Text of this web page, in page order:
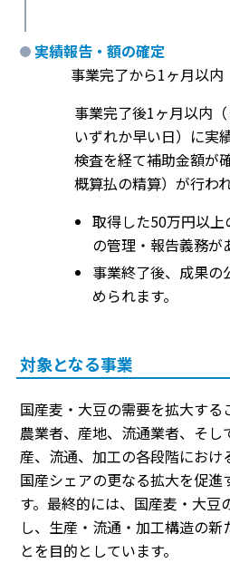
実績報告・額の確定
事業完了から1ヶ月以内
事業完了後1ヶ月以内
いずれか早い日）に実
検査を経て補助金額が
概算払の精算）が行われ
取得した50万円以
の管理・報告義務が
事業終了後、成果の
められます。
対象となる事業
国産麦・大豆の需要を拡大す
農業者、産地、流通業者、そ
産、流通、加工の各段階におけ
国産シェアの更なる拡大を促進
す。最終的には、国産麦・大豆
し、生産・流通・加工構造の
とを目的としています。